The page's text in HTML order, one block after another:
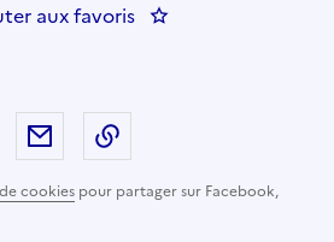
aux favoris : Chef de bureau
cookies pour partager sur Facebook,
sur X (anciennement Twitter) -
Partager sur LinkedIn
Partager par email